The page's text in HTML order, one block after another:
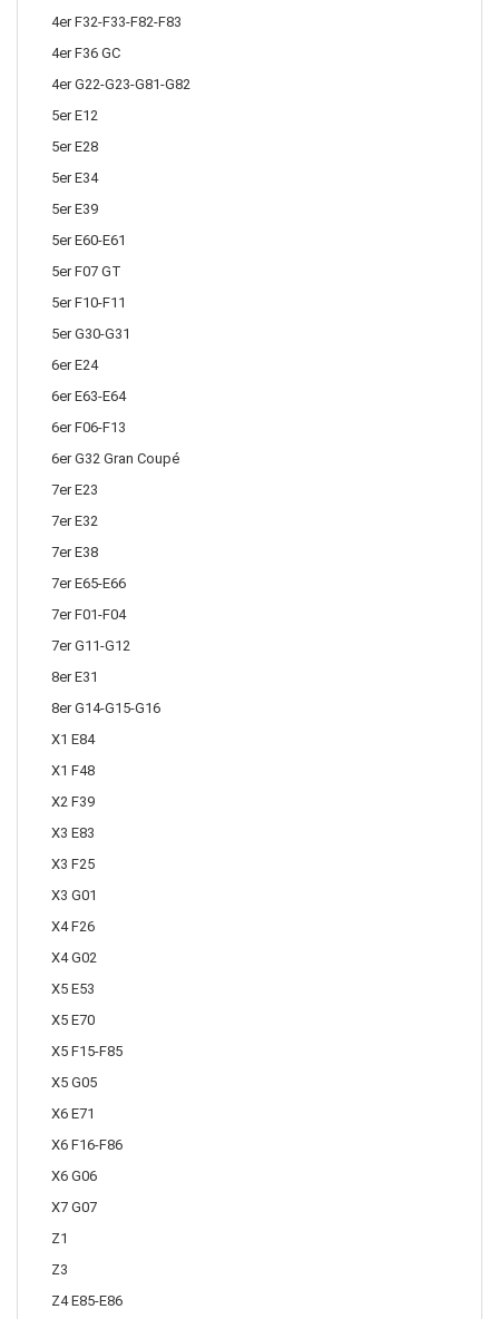
4er F32-F33-F82-F83
4er F36 GC
4er G22-G23-G81-G82
5er E12
5er E28
5er E34
5er E39
5er E60-E61
5er F07 GT
5er F10-F11
5er G30-G31
6er E24
6er E63-E64
6er F06-F13
6er G32 Gran Coupé
7er E23
7er E32
7er E38
7er E65-E66
7er F01-F04
7er G11-G12
8er E31
8er G14-G15-G16
X1 E84
X1 F48
X2 F39
X3 E83
X3 F25
X3 G01
X4 F26
X4 G02
X5 E53
X5 E70
X5 F15-F85
X5 G05
X6 E71
X6 F16-F86
X6 G06
X7 G07
Z1
Z3
Z4 E85-E86